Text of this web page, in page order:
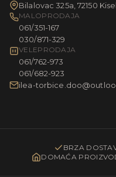
Bilalovac 325a, 72150
MALOPRODAJA
061/351-167
030/871-329
VELEPRODAJA
061/762-973
061/682-923
ilea-
BRZA
DOMAĆA